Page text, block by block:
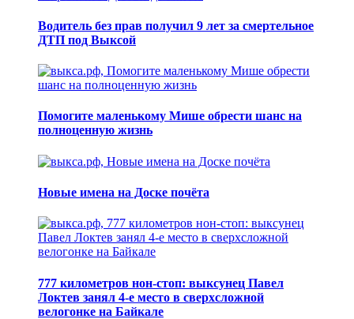
Водитель без прав получил 9 лет за смертельное
ДТП под Выксой
Помогите маленькому Мише обрести шанс на
полноценную жизнь
Новые имена на Доске почёта
777 километров нон-стоп: выксунец Павел
Локтев занял 4-е место в сверхсложной
велогонке на Байкале